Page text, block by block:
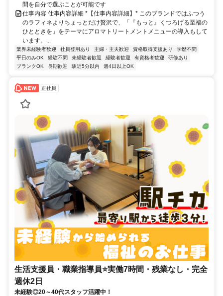
間を自分で選ぶことが可能です
仕事内容 仕事内容詳細 *【仕事内容詳細】* このブランドではふつう
のラフィネよりちょっとだけ贅沢で、「『もっと』くつろげる至福の
ひとときを」をテーマにアロマトリートメントメニューの導入もして
います。...
業界未経験者歓迎 社員登用あり 主婦・主夫歓迎 資格取得支援あり
学歴不問
平日のみOK
経験不問 未経験者歓迎 経験者歓迎 有資格者歓迎
研修あり
ブランクOK
長期歓迎 駅近5分以内 週4日以上OK
正社員
生活支援員・職業指導員⭐実働7時間・残業なし・完全
週休2日
未経験◎20～40代スタッフ活躍中！